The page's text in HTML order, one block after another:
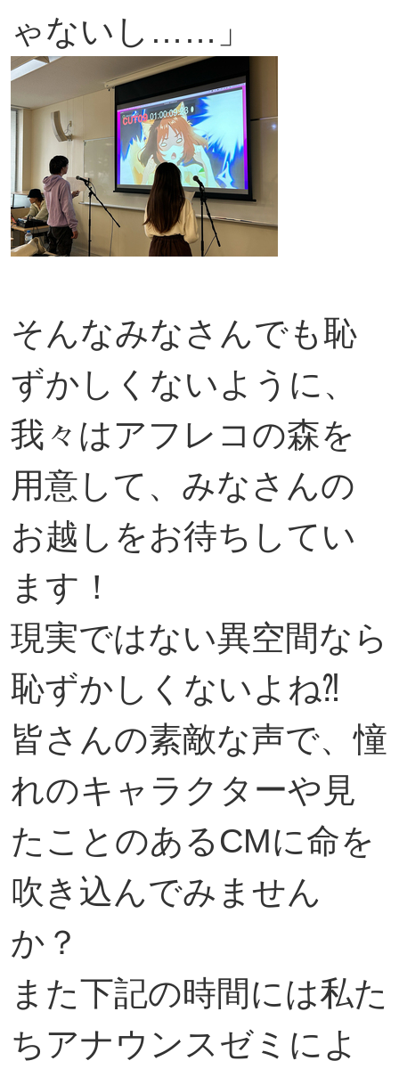
ゃないし……」
そんなみなさんでも恥
ずかしくないように、
我々はアフレコの森を
用意して、みなさんの
お越しをお待ちしてい
ます！
現実ではない異空間なら
恥ずかしくないよね⁈
皆さんの素敵な声で、憧
れのキャラクターや見
たことのあるCMに命を
吹き込んでみません
か？
また下記の時間には私た
ちアナウンスゼミによ